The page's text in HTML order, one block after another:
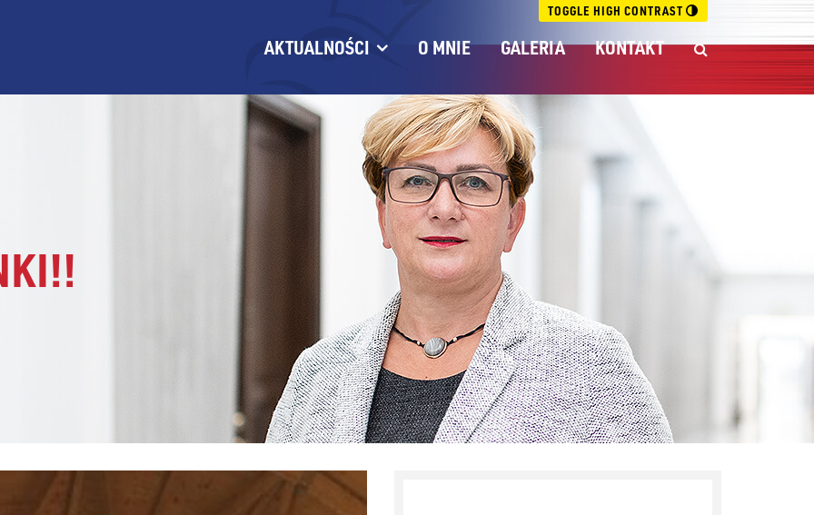
TOGGLE HIGH CONTRAST
AKTUALNOŚCI O MNIE GALERIA KONTAKT